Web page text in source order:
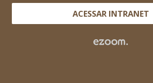
ACESSAR INTRANET